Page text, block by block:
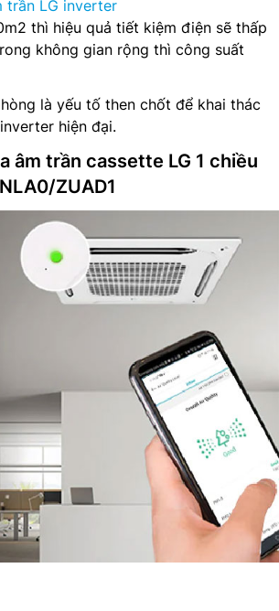
trần LG inverter
thì hiệu quả tiết kiệm điện sẽ thấp
không gian rộng thì công suất
là yếu tố then chốt để khai thác
hiện đại.
âm trần cassette LG 1 chiều
ZUAD1